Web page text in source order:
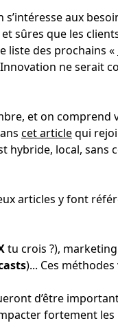
aux
sûres que les
liste des prochains «
ne serait
et on comprend
cet articlequi
hybride, local, sans
articles y font
tu crois ?),
)... Ces
d’être
fortement les